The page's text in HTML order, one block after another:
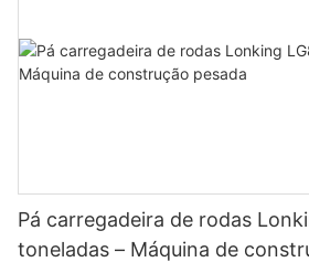
Pá carregadeira de rodas
toneladas – Máquina de